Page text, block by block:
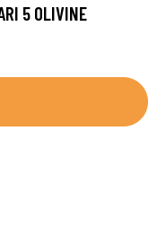
5 OLIVINE